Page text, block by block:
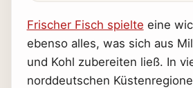
Frischer Fisch spielte eine
ebenso alles, was sich aus
und Kohl zubereiten ließ. In
norddeutschen